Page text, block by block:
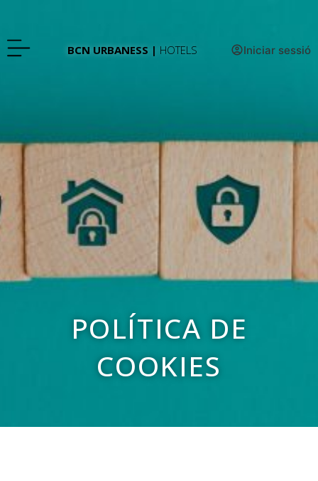
BCN URBANESS | HOTELS Iniciar sessió
POLÍTICA DE
COOKIES